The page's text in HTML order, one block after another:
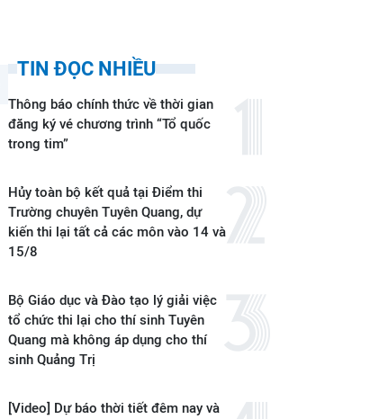
TIN ĐỌC NHIỀU
Thông báo chính thức về thời gian
đăng ký vé chương trình “Tổ quốc
trong tim”
Hủy toàn bộ kết quả tại Điểm thi
Trường chuyên Tuyên Quang, dự
kiến thi lại tất cả các môn vào 14 và
15/8
Bộ Giáo dục và Đào tạo lý giải việc
tổ chức thi lại cho thí sinh Tuyên
Quang mà không áp dụng cho thí
sinh Quảng Trị
[Video] Dự báo thời tiết đêm nay và